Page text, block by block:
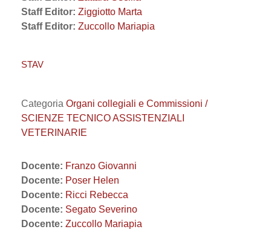
Staff Editor: Ziggiotto Marta
Staff Editor: Zuccollo Mariapia
STAV
Categoria Organi collegiali e Commissioni /
SCIENZE TECNICO ASSISTENZIALI
VETERINARIE
Docente: Franzo Giovanni
Docente: Poser Helen
Docente: Ricci Rebecca
Docente: Segato Severino
Docente: Zuccollo Mariapia